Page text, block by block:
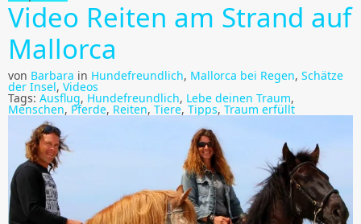
Video Reiten am Strand auf
Mallorca
von Barbara in Hundefreundlich, Mallorca bei Regen, Schätze
der Insel, Videos
Tags: Ausflug, Hundefreundlich, Lebe deinen Traum,
Menschen, Pferde, Reiten, Tiere, Tipps, Traum erfüllt